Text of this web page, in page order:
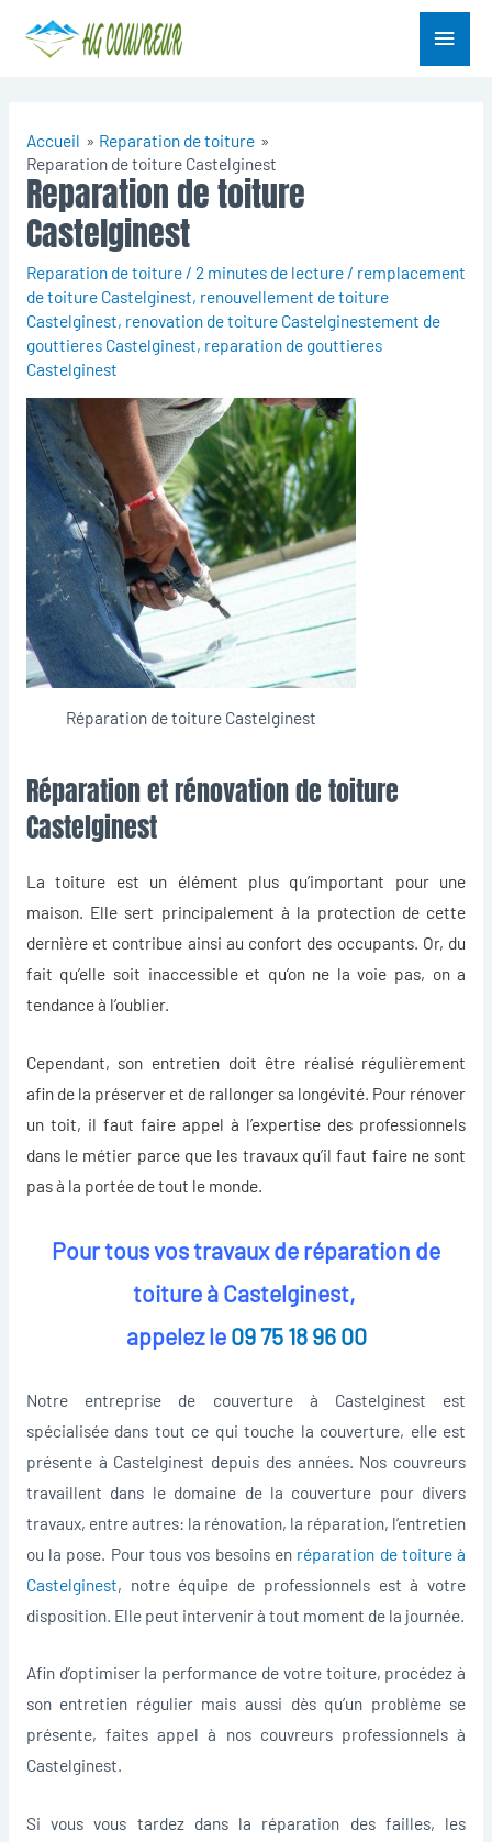
Menu
Accueil
Reparation de toiture
Reparation de toiture Castelginest
Reparation de toiture
Castelginest
Reparation de toiture/ 2 minutes de lecture/ remplacement
de toiture Castelginest, renouvellement de toiture
Castelginest, renovation de toiture Castelginestement de
gouttieres Castelginest, reparation de gouttieres
Castelginest
Réparation de toiture Castelginest
Réparation et rénovation de toiture
Castelginest
La toiture est un élément plus qu’important pour une
maison. Elle sert principalement à la protection de cette
dernière et contribue ainsi au confort des occupants. Or, du
fait qu’elle soit inaccessible et qu’on ne la voie pas, on a
tendance à l’oublier.
Cependant, son entretien doit être réalisé régulièrement
afin de la préserver et de rallonger sa longévité. Pour rénover
un toit, il faut faire appel à l’expertise des professionnels
dans le métier parce que les travaux qu’il faut faire ne sont
pas à la portée de tout le monde.
Pour tous vos travaux de réparation de
toiture à Castelginest,
appelez le 09 75 18 96 00
Notre entreprise de couverture à Castelginest est
spécialisée dans tout ce qui touche la couverture, elle est
présente à Castelginest depuis des années. Nos couvreurs
travaillent dans le domaine de la couverture pour divers
travaux, entre autres: la rénovation, la réparation, l’entretien
ou la pose. Pour tous vos besoins en réparation de toiture à
Castelginest, notre équipe de professionnels est à votre
disposition. Elle peut intervenir à tout moment de la journée.
Afin d’optimiser la performance de votre toiture, procédez à
son entretien régulier mais aussi dès qu’un problème se
présente, faites appel à nos couvreurs professionnels à
Castelginest.
Si vous vous tardez dans la réparation des failles, les